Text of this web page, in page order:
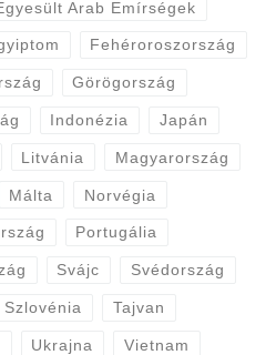
Arab Emírségek
Fehéroroszország
Görögország
Indonézia Japán
Litvánia Magyarország
Málta Norvégia
Portugália
Svájc Svédország
Szlovénia Tajvan
Ukrajna Vietnam